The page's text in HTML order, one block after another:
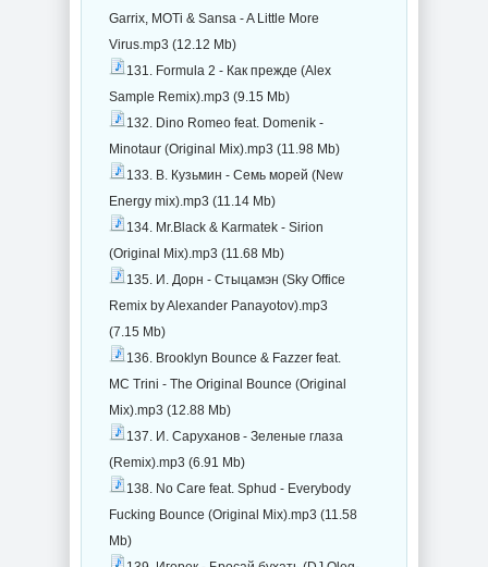
Garrix, MOTi & Sansa - A Little More
Virus.mp3 (12.12 Mb)
131. Formula 2 - Как прежде (Alex
Sample Remix).mp3 (9.15 Mb)
132. Dino Romeo feat. Domenik -
Minotaur (Original Mix).mp3 (11.98 Mb)
133. В. Кузьмин - Семь морей (New
Energy mix).mp3 (11.14 Mb)
134. Mr.Black & Karmatek - Sirion
(Original Mix).mp3 (11.68 Mb)
135. И. Дорн - Стыцамэн (Sky Office
Remix by Alexander Panayotov).mp3
(7.15 Mb)
136. Brooklyn Bounce & Fazzer feat.
MC Trini - The Original Bounce (Original
Mix).mp3 (12.88 Mb)
137. И. Саруханов - Зеленые глаза
(Remix).mp3 (6.91 Mb)
138. No Care feat. Sphud - Everybody
Fucking Bounce (Original Mix).mp3 (11.58
Mb)